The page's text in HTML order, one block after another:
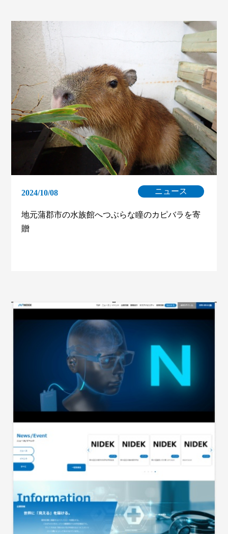
2024/10/08 ニュース
地元蒲郡市の水族館へつぶらな瞳のカピバラを寄
贈